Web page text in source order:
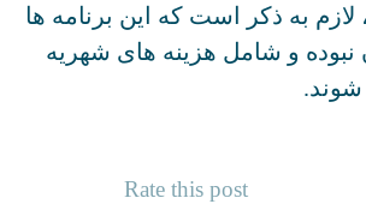
به ذکر است که این برنامه ها
نبوده و شامل هزینه های شهریه
Rate this post